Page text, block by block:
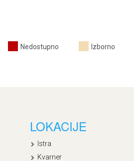
Nedostupno Izborno
LOKACIJE
Istra
Kvarner